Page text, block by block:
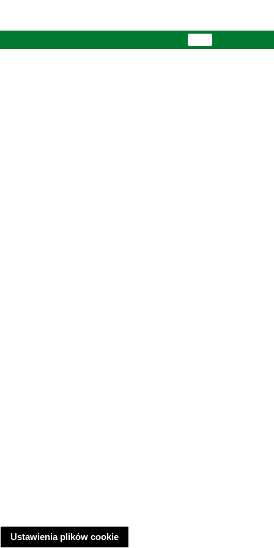
Ustawienia plików cookie